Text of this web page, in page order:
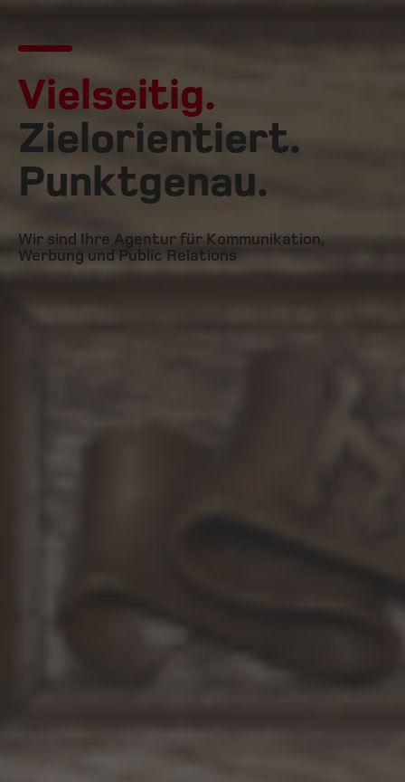
Vielseitig.
Zielorientiert.
Punktgenau.
Wir sind Ihre Agentur für Kommunikation,
Werbung und Public Relations